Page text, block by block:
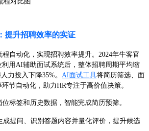
提升招聘效率的实证
程自动化，实现招聘效率提升。2024年牛客官
用AI辅助面试系统后，整体招聘周期平均缩
力投入下降35%。 AI面试工具将简历筛选、面
节自动化，助力HR专注于高价值决策。
标签和历史数据，智能完成简历预筛。
提问、识别答题内容并量化评价，提升候选